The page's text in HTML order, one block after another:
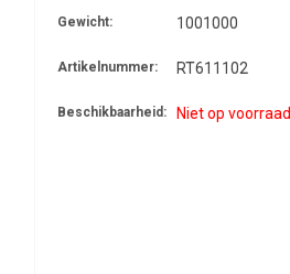
Gewicht: 1001000
Artikelnummer: RT611102
Beschikbaarheid: Niet op voorraad